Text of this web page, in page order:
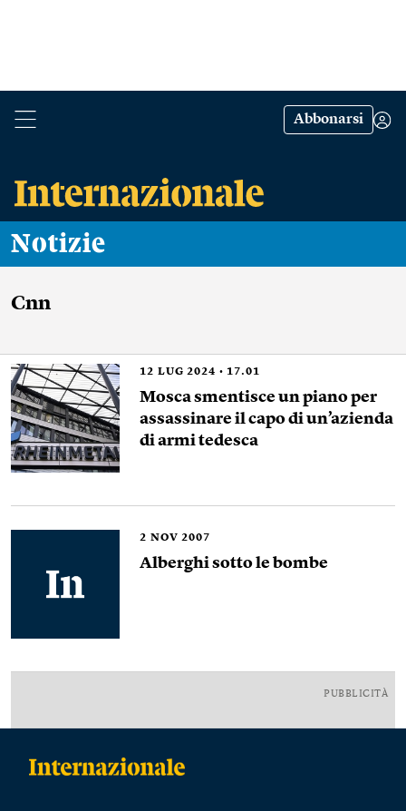
Abbonarsi
Notizie
Cnn
12 LUG 2024 17.01
Mosca smentisce un piano per
assassinare il capo di un’azienda
di armi tedesca
2 NOV 2007
Alberghi sotto le bombe
PUBBLICITÀ